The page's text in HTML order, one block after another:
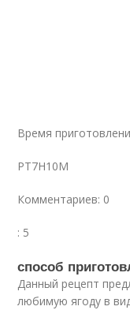
Время
PT7H10M
Комментариев: 0
: 5
способ
Данный рецепт
любимую ягоду в